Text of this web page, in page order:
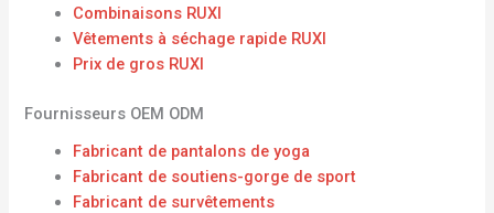
Combinaisons RUXI
Vêtements à séchage rapide RUXI
Prix ​​de gros RUXI
Fournisseurs OEM ODM
Fabricant de pantalons de yoga
Fabricant de soutiens-gorge de sport
Fabricant de survêtements